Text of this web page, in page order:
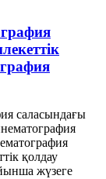
саласындағы
қолдау
жүзеге